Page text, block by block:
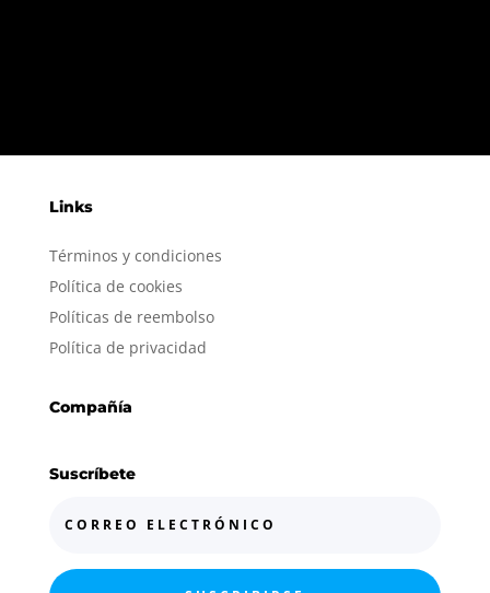
Links
Términos y condiciones
Política de cookies
Políticas de reembolso
Política de privacidad
Compañía
Suscríbete